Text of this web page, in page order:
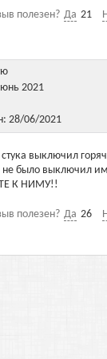
полезен? Да 21
2021
28/06/2021
выключил
не было выключил им
К НИМУ!!
полезен? Да 26